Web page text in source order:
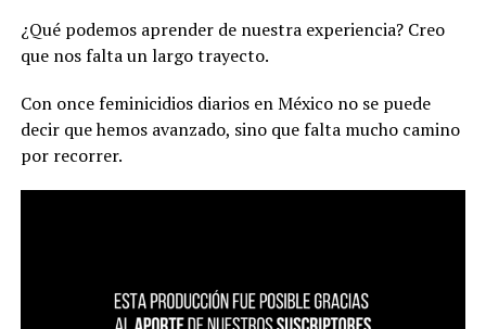
¿Qué podemos aprender de nuestra experiencia? Creo
que nos falta un largo trayecto.
Con once feminicidios diarios en México no se puede
decir que hemos avanzado, sino que falta mucho camino
por recorrer.